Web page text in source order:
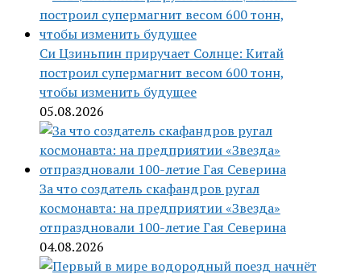
Си Цзиньпин приручает Солнце: Китай
построил супермагнит весом 600 тонн,
чтобы изменить будущее
05.08.2026
За что создатель скафандров ругал
космонавта: на предприятии «Звезда»
отпраздновали 100-летие Гая Северина
04.08.2026